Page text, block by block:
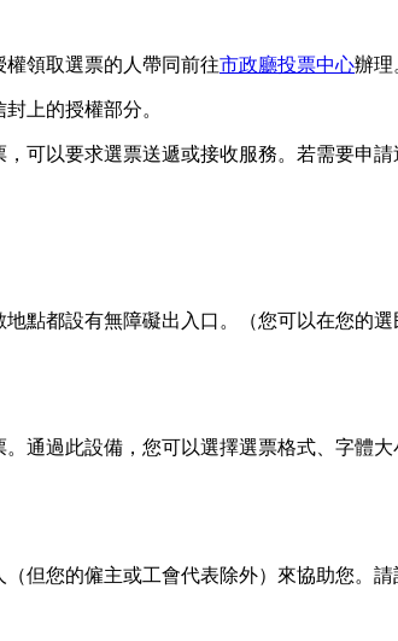
權領取選票的人帶同前往市政廳投票中心辦理
上的授權部分。
可以要求選票送遞或接收服務。若需要申請
點都設有無障礙出入口。（您可以在您的
通過此設備，您可以選擇選票格式、字體
但您的僱主或工會代表除外）來協助您。請